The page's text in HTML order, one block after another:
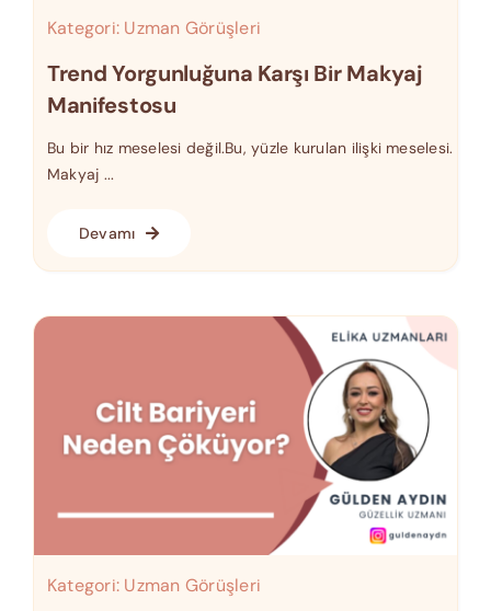
Kategori: Uzman Görüşleri
Trend Yorgunluğuna Karşı Bir Makyaj
Manifestosu
Bu bir hız meselesi değil.Bu, yüzle kurulan ilişki meselesi.
Makyaj ...
Devamı
Kategori: Uzman Görüşleri